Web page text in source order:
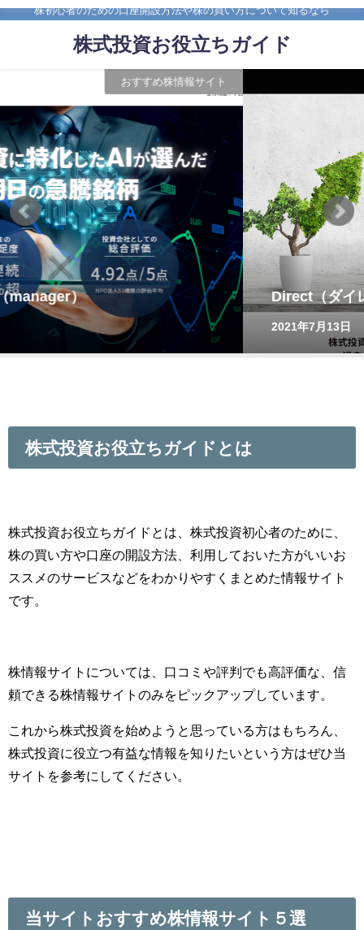
株初心者のための口座開設方法や株の買い方について知るなら
株式投資お役立ちガイド
Direct（ダイレクト）
2021年7月13日
株式投資お役立ちガイドとは
株式投資お役立ちガイドとは、株式投資初心者のために、
株の買い方や口座の開設方法、利用しておいた方がいいお
ススメのサービスなどをわかりやすくまとめた情報サイト
です。
株情報サイトについては、口コミや評判でも高評価な、信
頼できる株情報サイトのみをピックアップしています。
これから株式投資を始めようと思っている方はもちろん、
株式投資に役立つ有益な情報を知りたいという方はぜひ当
サイトを参考にしてください。
当サイトおすすめ株情報サイト５選